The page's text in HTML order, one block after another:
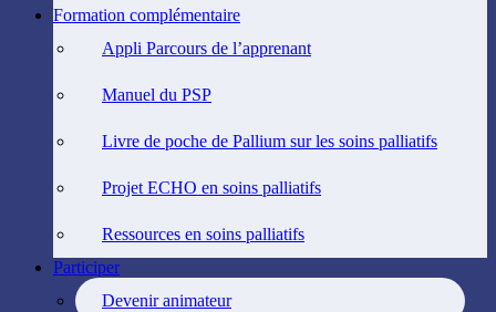
Formation complémentaire
Appli Parcours de l’apprenant
Manuel du PSP
Livre de poche de Pallium sur les soins palliatifs
Projet ECHO en soins palliatifs
Ressources en soins palliatifs
Participer
Devenir animateur